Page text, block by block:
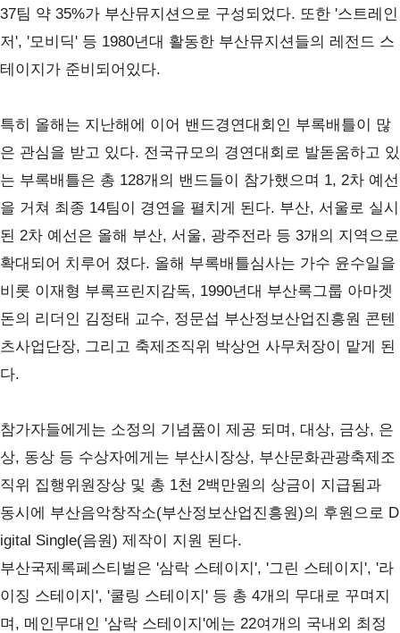
37팀 약 35%가 부산뮤지션으로 구성되었다. 또한 '스트레인
저', '모비딕' 등 1980년대 활동한 부산뮤지션들의 레전드 스
테이지가 준비되어있다.
특히 올해는 지난해에 이어 밴드경연대회인 부록배틀이 많
은 관심을 받고 있다. 전국규모의 경연대회로 발돋움하고 있
는 부록배틀은 총 128개의 밴드들이 참가했으며 1, 2차 예선
을 거쳐 최종 14팀이 경연을 펼치게 된다. 부산, 서울로 실시
된 2차 예선은 올해 부산, 서울, 광주전라 등 3개의 지역으로
확대되어 치루어 졌다. 올해 부록배틀심사는 가수 윤수일을
비롯 이재형 부록프린지감독, 1990년대 부산록그룹 아마겟
돈의 리더인 김정태 교수, 정문섭 부산정보산업진흥원 콘텐
츠사업단장, 그리고 축제조직위 박상언 사무처장이 맡게 된
다.
참가자들에게는 소정의 기념품이 제공 되며 , 대상, 금상, 은
상, 동상 등 수상자에게는 부산시장상, 부산문화관광축제조
직위 집행위원장상 및 총 1천 2백만원의 상금이 지급됨과
동시에 부산음악창작소(부산정보산업진흥원)의 후원으로 D
igital Single(음원) 제작이 지원 된다.
부산국제록페스티벌은 '삼락 스테이지', '그린 스테이지', '라
이징 스테이지', '쿨링 스테이지' 등 총 4개의 무대로 꾸며지
며 , 메인무대인 '삼락 스테이지'에는 22여개의 국내외 최정